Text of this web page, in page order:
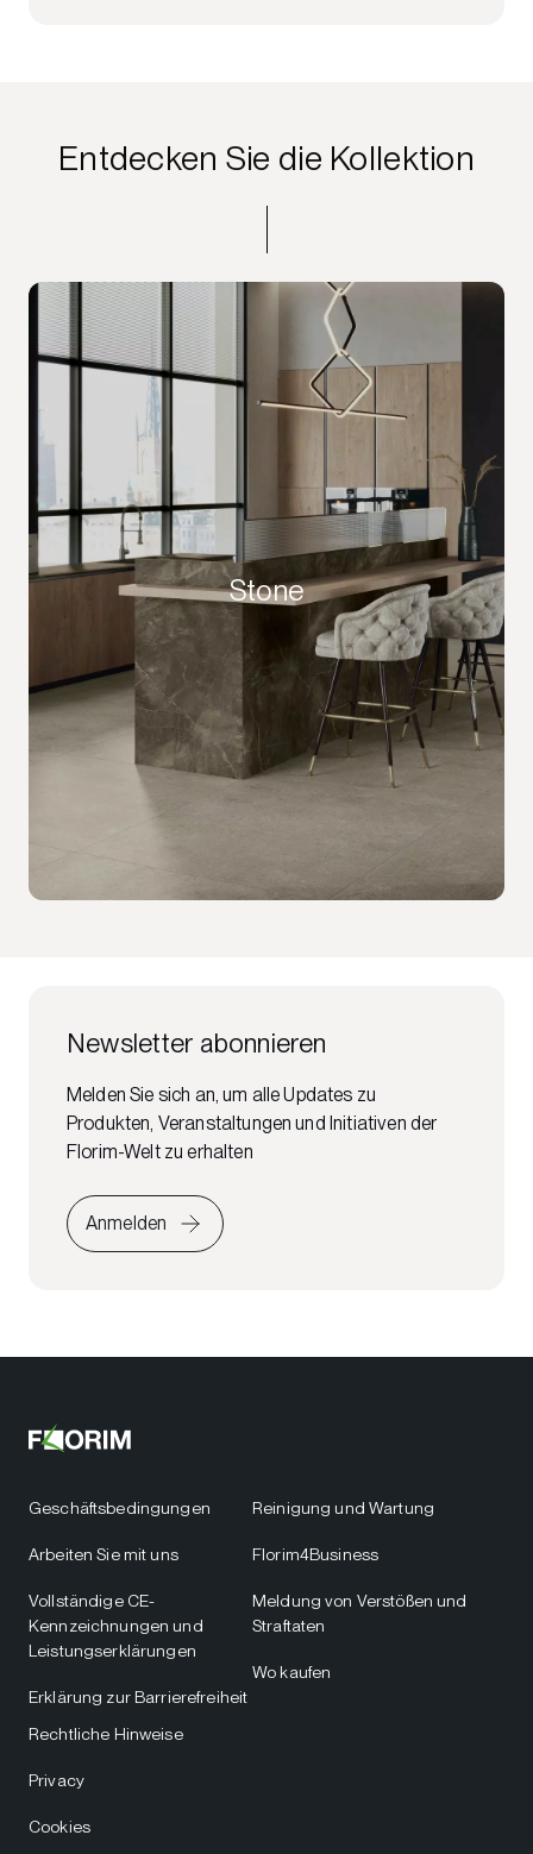
Entdecken Sie die Kollektion
Stone
Newsletter abonnieren
Melden Sie sich an, um alle Updates zu
Produkten, Veranstaltungen und Initiativen der
Florim-Welt zu erhalten
Anmelden
Geschäftsbedingungen
Arbeiten Sie mit uns
Vollständige CE-
Kennzeichnungen und
Leistungserklärungen
Erklärung zur Barrierefreiheit
Reinigung und Wartung
Florim4Business
Meldung von Verstößen und
Straftaten
Wo kaufen
Rechtliche Hinweise
Privacy
Cookies